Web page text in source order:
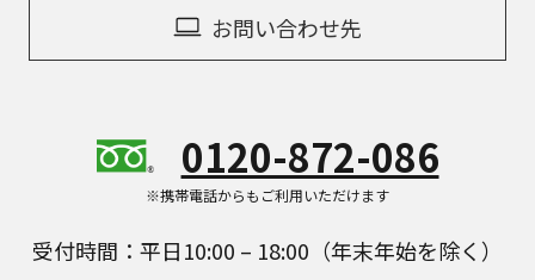
お問い合わせ先
0120-872-086
※携帯電話からもご利用いただけます
受付時間：平日10:00 – 18:00（年末年始を除く）